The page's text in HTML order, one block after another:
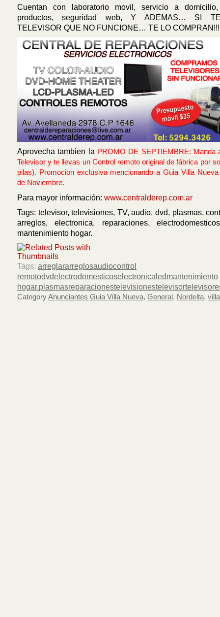
Cuentan con laboratorio movil, servicio a
productos, seguridad web, Y ADEMAS… SI
TELEVISOR QUE NO FUNCIONE… TE LO COMPRAN!!!
Aprovecha tambien la PROMO DE SEPTIEMBRE: Manda
Televisor y te llevas un Control remoto original de fábrica por
pilas). Promocion exclusiva mencionando a Guia Villa
de Noviembre.
Para mayor información: www.centralderep.com.ar
Tags: televisor, televisiones, TV, audio, dvd, plasmas,
arreglos, electronica, reparaciones,
mantenimiento hogar.
Tags: arreglararreglosaudiocontrol
remotodvdelectrodomesticoselectronica ledmantenimiento
hogar.plasmasreparacionestelevisionestelevisor
CategoryAnunciantes Guia Villa Nueva, General, Nordelta,